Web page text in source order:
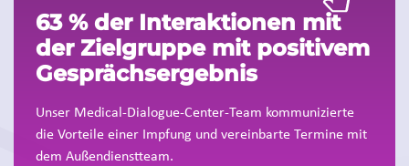
63 % der Interaktionen mit
der Zielgruppe mit positivem
Gesprächsergebnis
Unser Medical-Dialogue-Center-Team kommunizierte
die Vorteile einer Impfung und vereinbarte Termine mit
dem Außendienstteam.